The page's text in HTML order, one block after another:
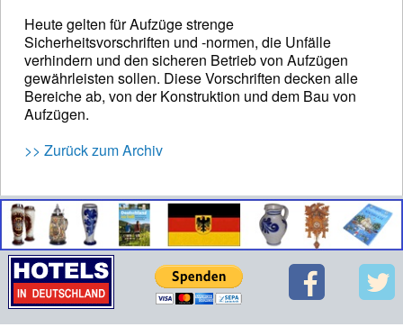
Heute gelten für Aufzüge strenge
Sicherheitsvorschriften und -normen, die Unfälle
verhindern und den sicheren Betrieb von Aufzügen
gewährleisten sollen. Diese Vorschriften decken alle
Bereiche ab, von der Konstruktion und dem Bau von
Aufzügen.
>> Zurück zum Archiv